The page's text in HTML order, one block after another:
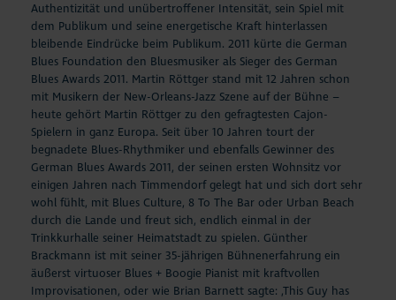
Authentizität und unübertroffener Intensität, sein Spiel mit
dem Publikum und seine energetische Kraft hinterlassen
bleibende Eindrücke beim Publikum. 2011 kürte die German
Blues Foundation den Bluesmusiker als Sieger des German
Blues Awards 2011. Martin Röttger stand mit 12 Jahren schon
mit Musikern der New-Orleans-Jazz Szene auf der Bühne –
heute gehört Martin Röttger zu den gefragtesten Cajon-
Spielern in ganz Europa. Seit über 10 Jahren tourt der
begnadete Blues-Rhythmiker und ebenfalls Gewinner des
German Blues Awards 2011, der seinen ersten Wohnsitz vor
einigen Jahren nach Timmendorf gelegt hat und sich dort sehr
wohl fühlt, mit Blues Culture, 8 To The Bar oder Urban Beach
durch die Lande und freut sich, endlich einmal in der
Trinkkurhalle seiner Heimatstadt zu spielen. Günther
Brackmann ist mit seiner 35-jährigen Bühnenerfahrung ein
äußerst virtuoser Blues + Boogie Pianist mit kraftvollen
Improvisationen, oder wie Brian Barnett sagte: ‚This Guy has